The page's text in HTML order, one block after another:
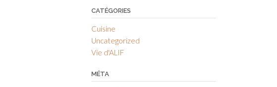
CATÉGORIES
Cuisine
Uncategorized
Vie d'ALIF
MÉTA